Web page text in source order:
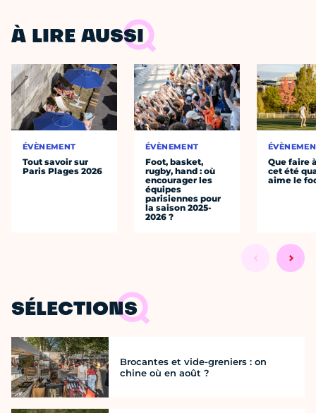
À LIRE AUSSI
ÉVÈNEMENT
Tout savoir sur
Paris Plages 2026
ÉVÈNEMENT
Foot, basket,
rugby, hand : où
encourager les
équipes
parisiennes pour
la saison 2025-
2026 ?
Que faire
cet été
aime le
SÉLECTIONS
Brocantes et vide-greniers : on
chine où en août ?